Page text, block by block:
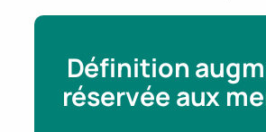
Définition
réservée aux